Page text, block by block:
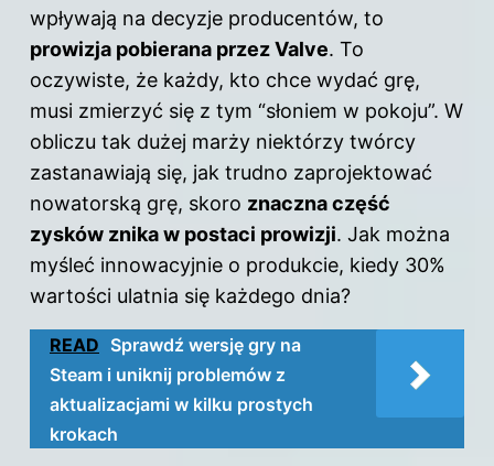
wpływają na decyzje producentów, to
prowizja pobierana przez Valve. To
oczywiste, że każdy, kto chce wydać grę,
musi zmierzyć się z tym “słoniem w pokoju”. W
obliczu tak dużej marży niektórzy twórcy
zastanawiają się, jak trudno zaprojektować
nowatorską grę, skoro znaczna część
zysków znika w postaci prowizji. Jak można
myśleć innowacyjnie o produkcie, kiedy 30%
wartości ulatnia się każdego dnia?
READ Sprawdź wersję gry na
Steam i uniknij problemów z
aktualizacjami w kilku prostych
krokach